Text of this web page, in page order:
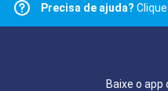
Precisa de ajuda?
Baixe o app